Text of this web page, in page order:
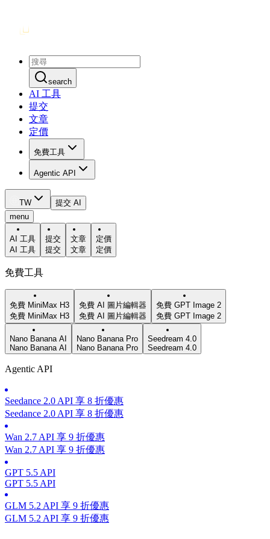
search
AI 工具
提交
文章
定價
免費工具
Agentic API
TW
提交 AI
menu
AI 工具
AI 工具
提交
提交
文章
文章
定價
定價
免費工具
免費 MiniMax H3
免費 MiniMax H3
免費 AI 圖片編輯器
免費 AI 圖片編輯器
免費 GPT Image 2
免費 GPT Image 2
Nano Banana AI
Nano Banana AI
Nano Banana Pro
Nano Banana Pro
Seedream 4.0
Seedream 4.0
Agentic API
Seedance 2.0 API 享 8 折優惠
Seedance 2.0 API 享 8 折優惠
Wan 2.7 API 享 9 折優惠
Wan 2.7 API 享 9 折優惠
GPT 5.5 API
GPT 5.5 API
GLM 5.2 API 享 9 折優惠
GLM 5.2 API 享 9 折優惠